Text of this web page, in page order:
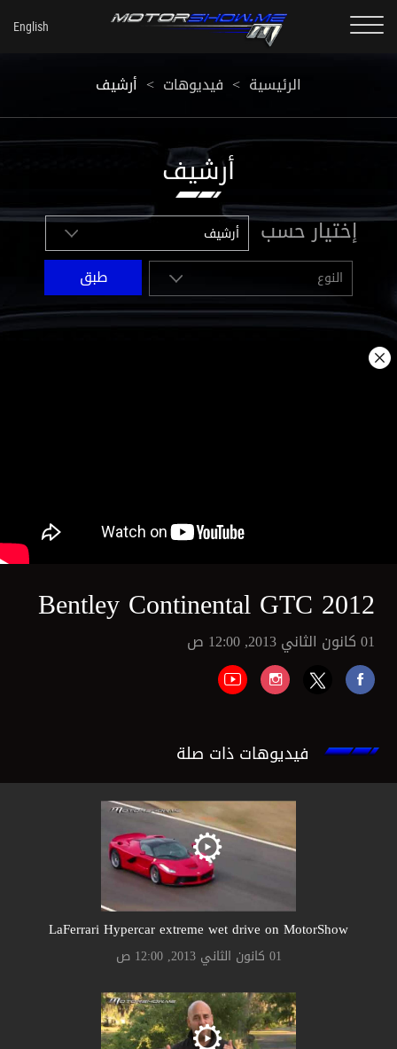
الرئيسية < فيديوهات < أرشيف
أرشيف
إختيار حسب
Bentley Continental GTC 2012
01 كانون الثاني 2013, 12:00 ص
فيديوهات ذات صلة
LaFerrari Hypercar extreme wet drive on MotorShow
01 كانون الثاني 2013, 12:00 ص